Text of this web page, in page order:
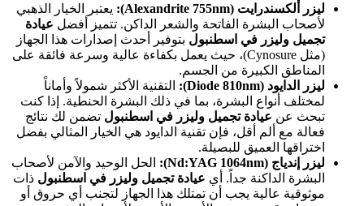
ليزر ألكسندرايت (Alexandrite 755nm):
يعتبر الخيار الذهبي
لأصحاب البشرة الفاتحة والشعر الداكن. تتميز أفضل عيادة
تجميل وليزر في اسطنبول بتوفير أحدث إصدارات هذا الجهاز
(مثل Cynosure)، حيث يعمل بكفاءة عالية وسرعة فائقة على
المناطق الكبيرة من الجسم.
ليزر الدايود (Diode 810nm):
التقنية الأكثر شمولاً وأماناً
لمختلف أنواع البشرة، بما في ذلك البشرة الحنطية. إذا كنت
تبحث عن عيادة تجميل وليزر في اسطنبول تضمن لك نتائج
فعالة مع ألم أقل، فإن تقنية الدايود هي الخيار المثالي بفضل
اختراقها العميق للبصيلة.
ليزر إندياج (Nd:YAG 1064nm):
الحل الوحيد والآمن لأصحاب
البشرة الداكنة جداً. أي عيادة تجميل وليزر في اسطنبول ذات
موثوقية عالية يجب أن تمتلك هذا الجهاز لتجنب أي حروق أو